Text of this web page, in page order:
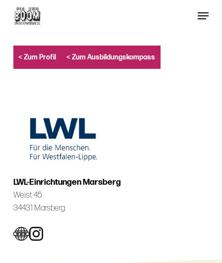
content
Menu
< Zum Profil < Zum Ausbildungskompass
LWL-Einrichtungen Marsberg
Weist 45
34431 Marsberg